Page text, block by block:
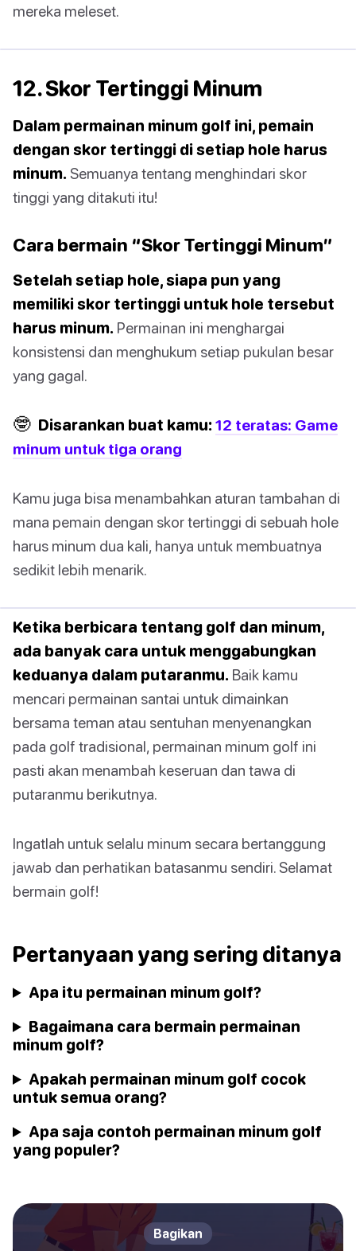
mereka meleset.
12. Skor Tertinggi Minum
Dalam permainan minum golf ini, pemain
dengan skor tertinggi di setiap hole harus
minum. Semuanya tentang menghindari skor
tinggi yang ditakuti itu!
Cara bermain “Skor Tertinggi Minum”
Setelah setiap hole, siapa pun yang
memiliki skor tertinggi untuk hole tersebut
harus minum. Permainan ini menghargai
konsistensi dan menghukum setiap pukulan besar
yang gagal.
🤓 Disarankan buat kamu: 12 teratas: Game
minum untuk tiga orang
Kamu juga bisa menambahkan aturan tambahan di
mana pemain dengan skor tertinggi di sebuah hole
harus minum dua kali, hanya untuk membuatnya
sedikit lebih menarik.
Ketika berbicara tentang golf dan minum,
ada banyak cara untuk menggabungkan
keduanya dalam putaranmu. Baik kamu
mencari permainan santai untuk dimainkan
bersama teman atau sentuhan menyenangkan
pada golf tradisional, permainan minum golf ini
pasti akan menambah keseruan dan tawa di
putaranmu berikutnya.
Ingatlah untuk selalu minum secara bertanggung
jawab dan perhatikan batasanmu sendiri. Selamat
bermain golf!
Pertanyaan yang sering ditanya
Apa itu permainan minum golf?
Bagaimana cara bermain permainan
minum golf?
Apakah permainan minum golf cocok
untuk semua orang?
Apa saja contoh permainan minum golf
yang populer?
Bagikan